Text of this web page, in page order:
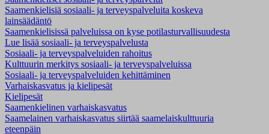
Saamenkielisiä sosiaali- ja terveyspalveluita koskeva
lainsäädäntö
Saamenkielisissä palveluissa on kyse potilasturvallisuudesta
Lue lisää sosiaali- ja terveyspalvelusta
Sosiaali- ja terveyspalveluiden rahoitus
Kulttuurin merkitys sosiaali- ja terveyspalveluissa
Sosiaali- ja terveyspalveluiden kehittäminen
Varhaiskasvatus ja kielipesät
Kielipesät
Saamenkielinen varhaiskasvatus
Saamelainen varhaiskasvatus siirtää saamelaiskulttuuria
eteenpäin